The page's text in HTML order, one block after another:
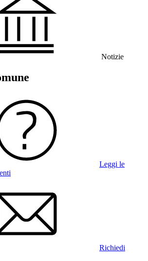
Notizie
Leggi le
Richiedi